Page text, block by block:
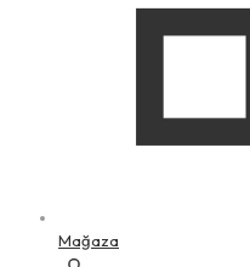
Mağaza